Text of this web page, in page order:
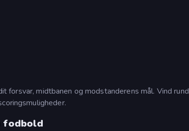
forsvar, midtbanen og modstanderens mål. Vind
fodbold